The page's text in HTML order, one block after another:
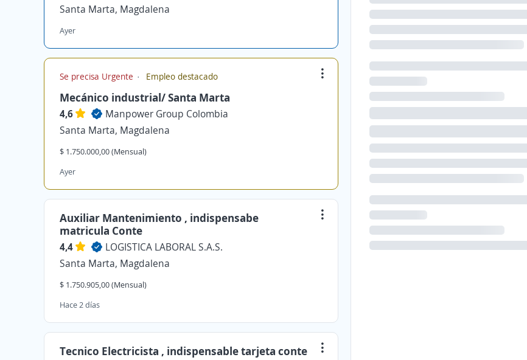
Santa Marta, Magdalena
Ayer
Se precisa Urgente Empleo destacado
Mecánico industrial/ Santa Marta
4,6
Manpower Group Colombia
Santa Marta, Magdalena
$ 1.750.000,00 (Mensual)
Ayer
Auxiliar Mantenimiento , indispensabe
matricula Conte
4,4
LOGISTICA LABORAL S.A.S.
Santa Marta, Magdalena
$ 1.750.905,00 (Mensual)
Hace 2 días
Tecnico Electricista , indispensable tarjeta conte